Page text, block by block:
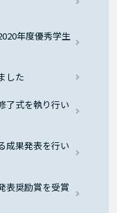
年度優秀学生
した
了式を執り行い
成果発表を行い
表奨励賞を受賞